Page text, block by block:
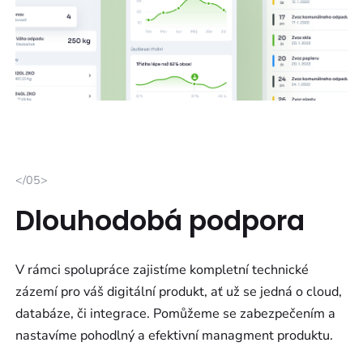
</05>
Dlouhodobá podpora
V rámci spolupráce zajistíme kompletní technické
zázemí pro váš digitální produkt, ať už se jedná o cloud,
databáze, či integrace. Pomůžeme se zabezpečením a
nastavíme pohodlný a efektivní managment produktu.